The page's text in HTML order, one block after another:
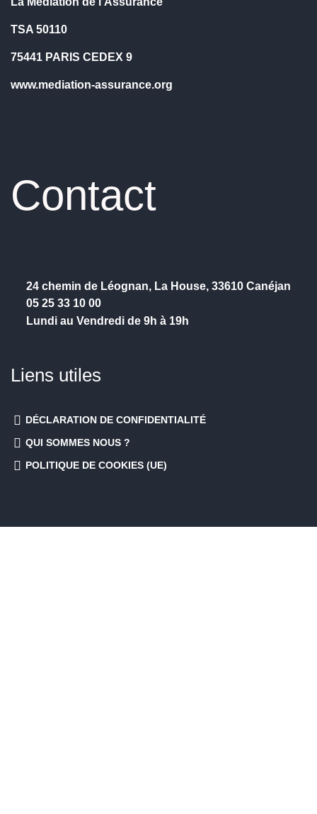
TSA 50110
75441 PARIS CEDEX 9
www.mediation-assurance.org
Contact
24 chemin de Léognan, La House, 33610 Canéjan
05 25 33 10 00
Lundi au Vendredi de 9h à 19h
Liens utiles
DÉCLARATION DE CONFIDENTIALITÉ
QUI SOMMES NOUS ?
POLITIQUE DE COOKIES (UE)